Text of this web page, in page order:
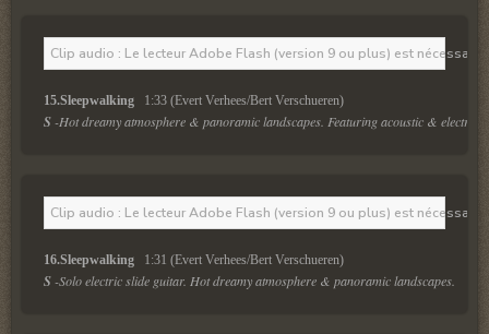
Clip audio : Le lecteur Adobe Flash (version 9 ou plus) est
15.Sleepwalking 1:33 (Evert Verhees/Bert Verschueren)
S -Hot dreamy atmosphere & panoramic landscapes. Featuring acoustic & electric
Clip audio : Le lecteur Adobe Flash (version 9 ou plus) est
16.Sleepwalking 1:31 (Evert Verhees/Bert Verschueren)
S -Solo electric slide guitar. Hot dreamy atmosphere & panoramic landscapes.